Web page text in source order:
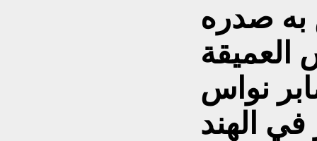
به صدره
نواس
في الهند